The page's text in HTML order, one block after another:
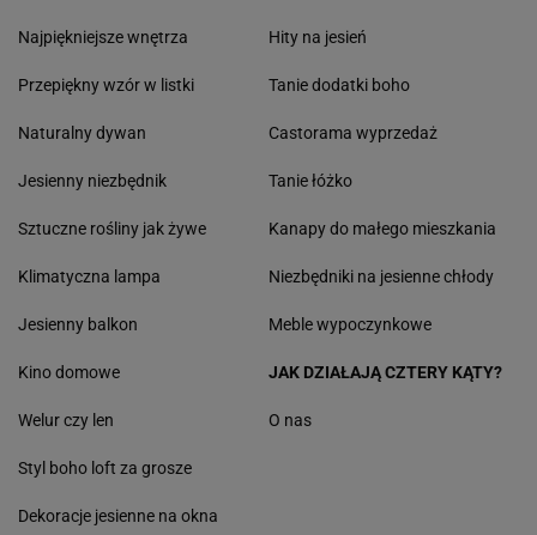
Najpiękniejsze wnętrza
Przepiękny wzór w listki
Naturalny dywan
Jesienny niezbędnik
Sztuczne rośliny jak żywe
Klimatyczna lampa
Jesienny balkon
Hity na jesień
Tanie dodatki boho
Castorama wyprzedaż
Tanie łóżko
Kanapy do małego mieszkania
Niezbędniki na jesienne chłody
Meble wypoczynkowe
Kino domowe
Welur czy len
Styl boho loft za grosze
Dekoracje jesienne na okna
JAK DZIAŁAJĄ CZTERY KĄTY?
O nas